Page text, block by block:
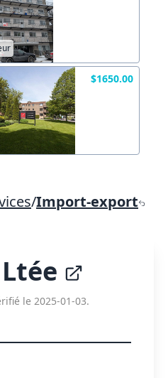
$1650.00
/Import-export
le 2025-01-03.